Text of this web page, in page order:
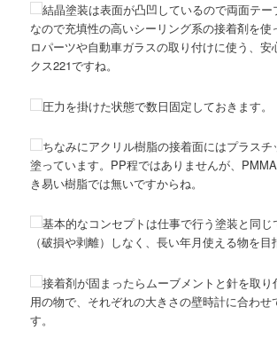
結晶塗装は表面が凸凹しているので両面テー
なので充填性の高いシーリング系の接着剤を使
ロパーツや自動車ガラスの取り付けに使う、安
クス221ですね。
圧力を掛けた状態で数日固定しておきます。
ちなみにアクリル樹脂の接着面にはプラスチ
塗っています。PP程ではありませんが、
き易い樹脂では無いですからね。
基本的なコンセプトは仕事で行う塗装と同
（破損や剥離）しなく、長い年月使える物を目
接着剤が固まったらムーブメントと針を取り
用の物で、それぞれの大きさの壁時計に合わせ
す。